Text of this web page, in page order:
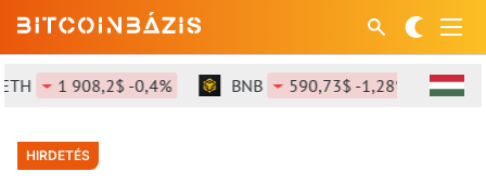
1 908,2$ -0,4% BNB 590,73$ -1,28% SOL
HIRDETÉS